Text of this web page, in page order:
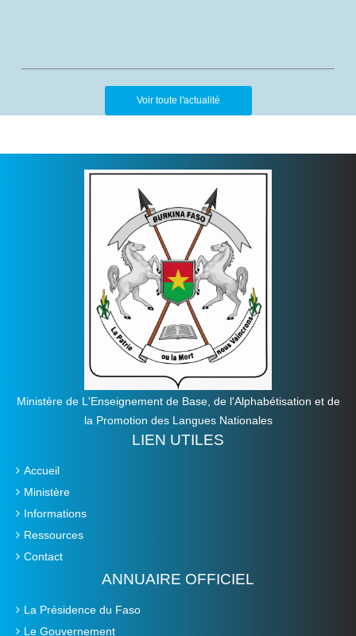
Voir toute l'actualité
Ministère de L'Enseignement de Base, de l'Alphabétisation et de
la Promotion des Langues Nationales
LIEN UTILES
Accueil
Ministère
Informations
Ressources
Contact
ANNUAIRE OFFICIEL
La Présidence du Faso
Le Gouvernement